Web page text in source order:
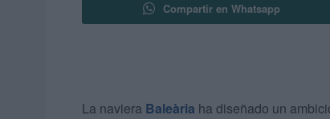
Compartir en Whatsapp
La naviera Baleària ha diseñado un